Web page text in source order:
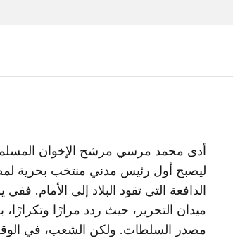
ليصبح أول رئيس مدني منتخب بحرية
الدافعة التي تقود البلاد إلى الأمام.
ميدان التحرير، حيث ردد مرارًا
مصدر السلطات. ولكن الشعب، في